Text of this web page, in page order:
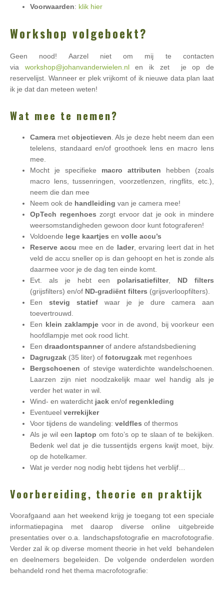
Voorwaarden: klik hier
Workshop volgeboekt?
Geen nood! Aarzel niet om mij te contacten
via workshop@johanvanderwielen.nlen ik zet je op de
reservelijst. Wanneer er plek vrijkomt of ik nieuwe data plan laat
ik je dat dan meteen weten!
Wat mee te nemen?
Camera metobjectieven . Als je deze hebt neem dan een
telelens, standaard en/of groothoek lens en macro lens
mee.
Mocht je specifieke macro attributen hebben (zoals
macro lens, tussenringen, voorzetlenzen, ringflits, etc.),
neem die dan mee
Neem ook de handleiding van je camera mee!
OpTech regenhoes zorgt ervoor dat je ook in mindere
weersomstandigheden gewoon door kunt fotograferen!
Voldoende lege kaartjes en volle accu’s
Reserve accu mee en de lader, ervaring leert dat in het
veld de accu sneller op is dan gehoopt en het is zonde als
daarmee voor je de dag ten einde komt.
Evt. als je hebt een polarisatiefilter, ND filters
(grijsfilters) en/of ND-gradiënt filters (grijsverloopfilters).
Een stevig statief waar je je dure camera aan
toevertrouwd.
Een klein zaklampje voor in de avond, bij voorkeur een
hoofdlampje met ook rood licht.
Een draadontspannerof andere afstandsbediening
Dagrugzak (35 liter) of fotorugzak met regenhoes
Bergschoenen of stevige waterdichte wandelschoenen.
Laarzen zijn niet noodzakelijk maar wel handig als je
verder het water in wil.
Wind- en waterdicht jack en/of regenkleding
Eventueel verrekijker
Voor tijdens de wandeling: veldfles of thermos
Als je wil een laptop om foto’s op te slaan of te bekijken.
Bedenk wel dat je die tussentijds ergens kwijt moet, bijv.
op de hotelkamer.
Wat je verder nog nodig hebt tijdens het verblijf…
Voorbereiding, theorie en praktijk
Voorafgaand aan het weekend krijg je toegang tot een speciale
informatiepagina met daarop diverse online uitgebreide
presentaties over o.a. landschapsfotografie en macrofotografie.
Verder zal ik op diverse moment theorie in het veld behandelen
en deelnemers begeleiden. De volgende onderdelen worden
behandeld rond het thema macrofotografie: